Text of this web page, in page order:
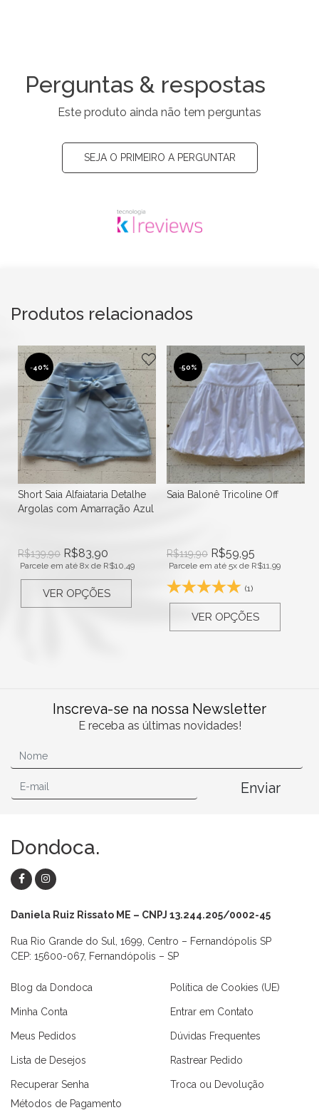
Perguntas & respostas
Este produto ainda não tem perguntas
SEJA O PRIMEIRO A PERGUNTAR
Produtos relacionados
-40%
Short Saia Alfaiataria Detalhe
Argolas com Amarração Azul
R$139,90 R$83,90
Parcele em até 8x de R$10,49
VER OPÇÕES
-50%
Saia Balonê Tricoline Off
R$119,90 R$59,95
Parcele em até 5x de R$11,99
(1)
VER OPÇÕES
Inscreva-se na nossa Newsletter
E receba as últimas novidades!
Enviar
Dondoca.
Daniela Ruiz Rissato ME – CNPJ 13.244.205/0002-45
Rua Rio Grande do Sul, 1699, Centro – Fernandópolis SP
CEP: 15600-067, Fernandópolis – SP
Blog da Dondoca
Minha Conta
Meus Pedidos
Lista de Desejos
Recuperar Senha
Política de Cookies (UE)
Entrar em Contato
Dúvidas Frequentes
Rastrear Pedido
Troca ou Devolução
Métodos de Pagamento